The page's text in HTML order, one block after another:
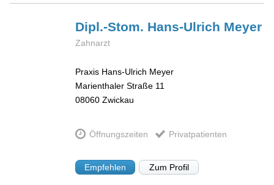
Dipl.-Stom. Hans-Ulrich Meyer
Zahnarzt
Praxis Hans-Ulrich Meyer
Marienthaler Straße 11
08060 Zwickau
Öffnungszeiten Privatpatienten
Empfehlen Zum Profil